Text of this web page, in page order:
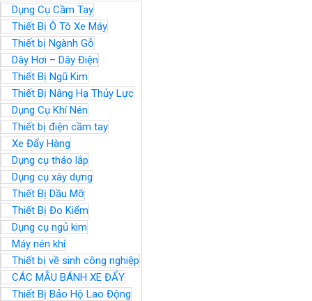
Dụng Cụ Cầm Tay
Thiết Bị Ô Tô Xe Máy
Thiết bị Ngành Gỗ
Dây Hơi – Dây Điện
Thiết Bị Ngũ Kim
Thiết Bị Nâng Hạ Thủy Lực
Dụng Cụ Khí Nén
Thiết bị điện cầm tay
Xe Đẩy Hàng
Dụng cụ tháo lắp
Dụng cụ xây dựng
Thiết Bị Dầu Mỡ
Thiết Bị Đo Kiểm
Dụng cụ ngủ kim
Máy nén khí
Thiết bị về sinh công nghiệp
CÁC MẪU BÁNH XE ĐẨY
Thiết Bị Bảo Hộ Lao Động